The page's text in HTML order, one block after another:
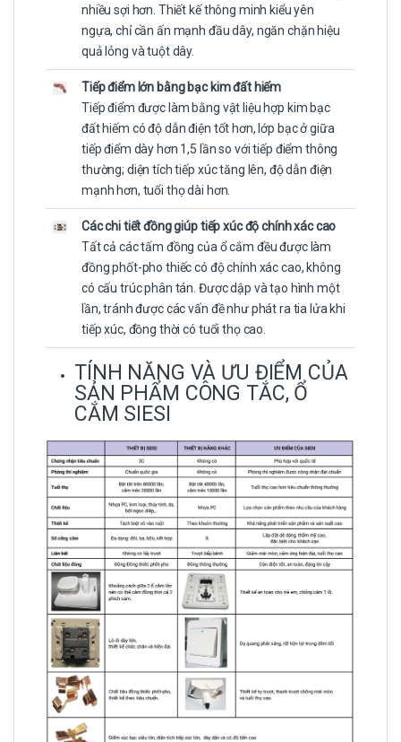
nhiều sợi hơn. Thiết kế thông minh kiểu yên
ngựa, chỉ cần ấn mạnh đầu dây, ngăn chặn hiệu
quả lỏng và tuột dây.
Tiếp điểm lớn bằng bạc kim đất hiếm
Tiếp điểm được làm bằng vật liệu hợp kim bạc
đất hiếm có độ dẫn điện tốt hơn, lớp bạc ở giữa
tiếp điểm dày hơn 1,5 lần so với tiếp điểm thông
thường; diện tích tiếp xúc tăng lên, độ dẫn điện
mạnh hơn, tuổi thọ dài hơn.
Các chi tiết đồng giúp tiếp xúc độ chính xác cao
Tất cả các tấm đồng của ổ cắm đều được làm
đồng phốt-pho thiếc có độ chính xác cao, không
có cấu trúc phân tán. Được dập và tạo hình một
lần, tránh được các vấn đề như phát ra tia lửa khi
tiếp xúc, đồng thời có tuổi thọ cao.
TÍNH NĂNG VÀ ƯU ĐIỂM CỦA
SẢN PHẨM CÔNG TẮC, Ổ
CẮM SIESI